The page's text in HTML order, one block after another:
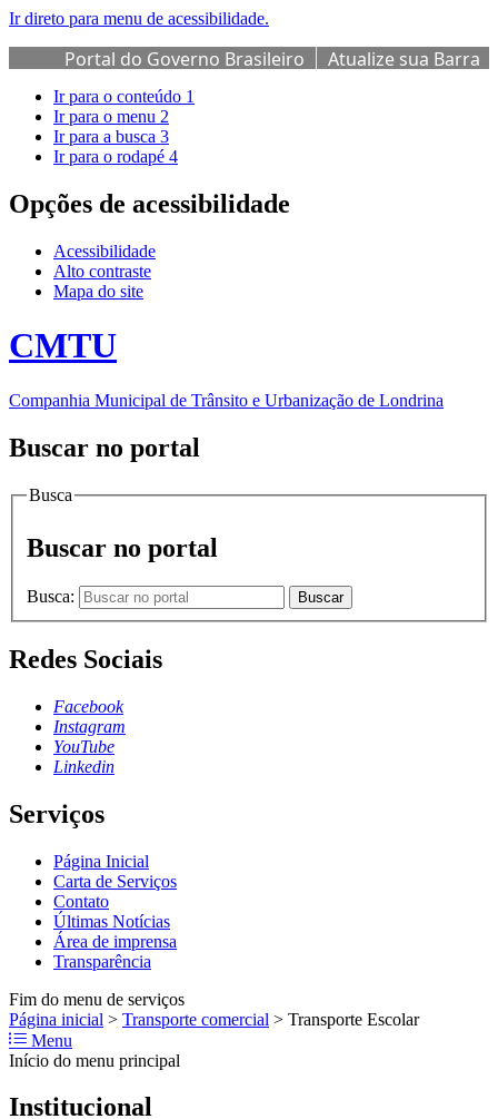
Ir direto para menu de acessibilidade.
Portal do Governo Brasileiro
Atualize sua Barra
de Governo
Ir para o conteúdo 1
Ir para o menu 2
Ir para a busca 3
Ir para o rodapé 4
Opções de acessibilidade
Acessibilidade
Alto contraste
Mapa do site
CMTU
Companhia Municipal de Trânsito e Urbanização de Londrina
Buscar no portal
Busca
Buscar no portal
Busca: Buscar
Redes Sociais
Facebook
Instagram
YouTube
Linkedin
Serviços
Página Inicial
Carta de Serviços
Contato
Últimas Notícias
Área de imprensa
Transparência
Fim do menu de serviços
Página inicial > Transporte comercial > Transporte Escolar
Menu
Início do menu principal
Institucional